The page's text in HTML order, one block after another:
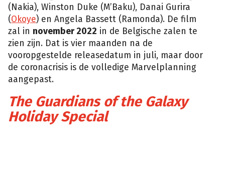
(Nakia), Winston Duke (M’Baku), Danai Gurira
(Okoye) en Angela Bassett (Ramonda). De film
zal in november 2022 in de Belgische zalen te
zien zijn. Dat is vier maanden na de
vooropgestelde releasedatum in juli, maar door
de coronacrisis is de volledige Marvelplanning
aangepast.
The Guardians of the Galaxy
Holiday Special